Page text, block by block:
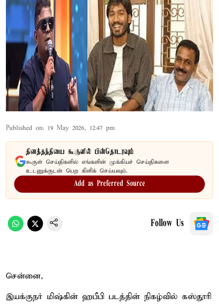
Published on: 19 May 2026, 12:47 pm
தினத்தந்தியை கூகுளில் பின்தொடரவும்
கூகுள் செய்திகளில் எங்களின் முக்கியச் செய்திகளை
உடனுக்குடன் பெற கிளிக் செய்யவும்.
Add as Preferred Source
Follow Us
சென்னை,
இயக்குநர் மிஷ்கின் ஹபீபி படத்தின் நிகழ்வில் கஸ்தூரி